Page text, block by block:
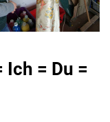
= Du =